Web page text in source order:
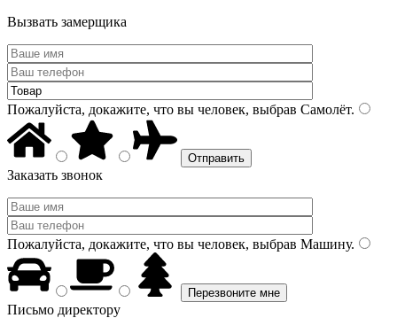
Вызвать замерщика
Пожалуйста, докажите, что вы человек, выбрав Самолёт.
Заказать звонок
Пожалуйста, докажите, что вы человек, выбрав Машину.
Письмо директору